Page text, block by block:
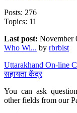
Posts: 276
Topics: 11
Last post: November
Who Wi... by rbrbist
Uttarakhand On-line
सहायता केंद्र
You can ask
other fields from our